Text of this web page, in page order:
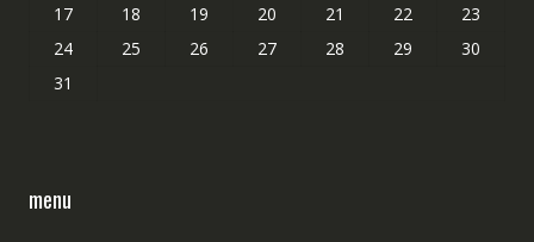
17
18 19 20 21 22
23
24
25 26 27 28 29
30
31
menu